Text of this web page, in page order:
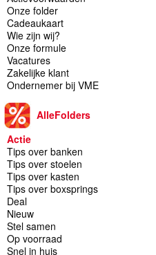
Onze folder
Cadeaukaart
Wie zijn wij?
Onze formule
Vacatures
Zakelijke klant
Ondernemer bij VME
AlleFolders
Actie
Tips over banken
Tips over stoelen
Tips over kasten
Tips over boxsprings
Deal
Nieuw
Stel samen
Op voorraad
Snel in huis